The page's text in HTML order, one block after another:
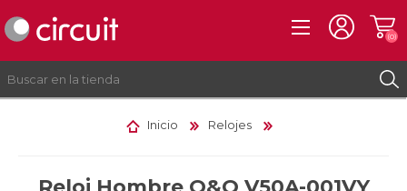
INICIAR SESIÓN
(0)
Inicio Relojes